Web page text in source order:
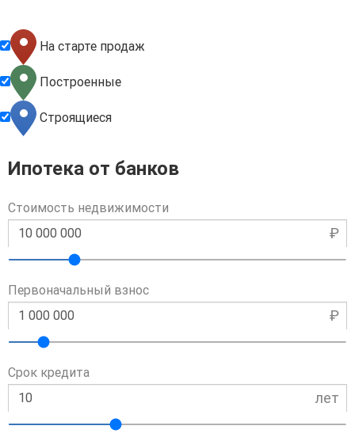
На старте продаж
Построенные
Строящиеся
Ипотека от банков
Стоимость недвижимости
₽
Первоначальный взнос
₽
Срок кредита
лет